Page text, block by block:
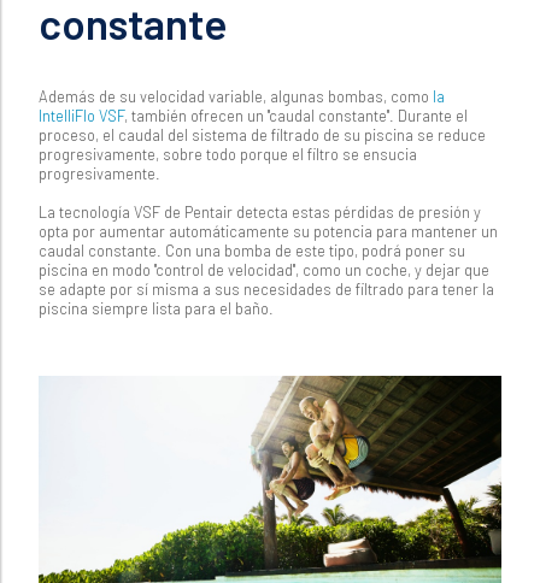
constante
Además de su velocidad variable, algunas bombas, como la
IntelliFlo VSF, también ofrecen un "caudal constante". Durante el
proceso, el caudal del sistema de filtrado de su piscina se reduce
progresivamente, sobre todo porque el filtro se ensucia
progresivamente.
La tecnología VSF de Pentair detecta estas pérdidas de presión y
opta por aumentar automáticamente su potencia para mantener un
caudal constante. Con una bomba de este tipo, podrá poner su
piscina en modo "control de velocidad", como un coche, y dejar que
se adapte por sí misma a sus necesidades de filtrado para tener la
piscina siempre lista para el baño.